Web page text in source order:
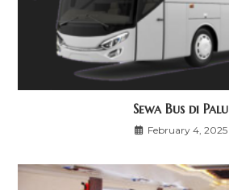
Sewa Bus di Palu
February 4, 2025